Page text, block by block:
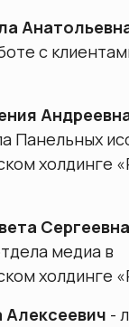
с
Панельных
холдинге
Сергеевна
медиа в
холдинге
Алексеевич -